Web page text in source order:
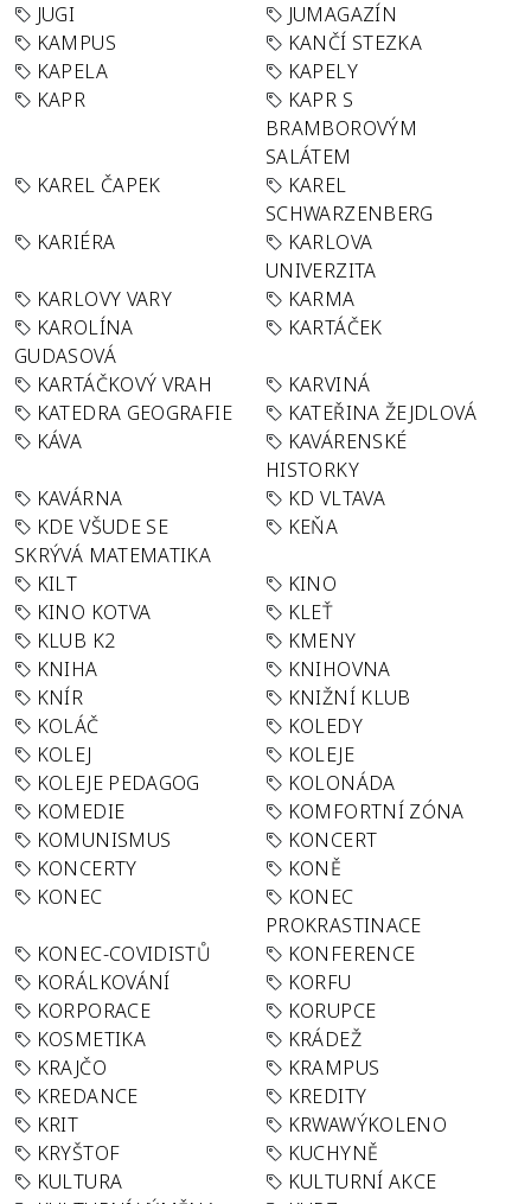
JUGI
JUMAGAZÍN
KAMPUS
KANČÍ STEZKA
KAPELA
KAPELY
KAPR
KAPR S
BRAMBOROVÝM
SALÁTEM
KAREL ČAPEK
KAREL
SCHWARZENBERG
KARIÉRA
KARLOVA
UNIVERZITA
KARLOVY VARY
KARMA
KAROLÍNA
GUDASOVÁ
KARTÁČEK
KARTÁČKOVÝ VRAH
KARVINÁ
KATEDRA GEOGRAFIE
KATEŘINA ŽEJDLOVÁ
KÁVA
KAVÁRENSKÉ
HISTORKY
KAVÁRNA
KD VLTAVA
KDE VŠUDE SE
SKRÝVÁ MATEMATIKA
KEŇA
KILT
KINO
KINO KOTVA
KLEŤ
KLUB K2
KMENY
KNIHA
KNIHOVNA
KNÍR
KNIŽNÍ KLUB
KOLÁČ
KOLEDY
KOLEJ
KOLEJE
KOLEJE PEDAGOG
KOLONÁDA
KOMEDIE
KOMFORTNÍ ZÓNA
KOMUNISMUS
KONCERT
KONCERTY
KONĚ
KONEC
KONEC
PROKRASTINACE
KONEC-COVIDISTŮ
KONFERENCE
KORÁLKOVÁNÍ
KORFU
KORPORACE
KORUPCE
KOSMETIKA
KRÁDEŽ
KRAJČO
KRAMPUS
KREDANCE
KREDITY
KRIT
KRWAWÝKOLENO
KRYŠTOF
KUCHYNĚ
KULTURA
KULTURNÍ AKCE